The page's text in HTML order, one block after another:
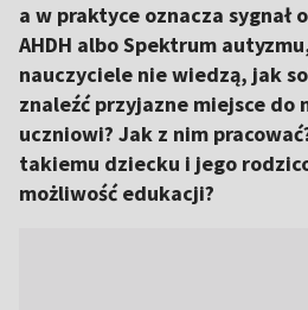
a w praktyce oznacza sygnał
AHDH albo Spektrum
nauczyciele nie wiedzą, jak
znaleźć przyjazne miejsce do
uczniowi? Jak z nim
takiemu dziecku i jego
możliwość edukacji?